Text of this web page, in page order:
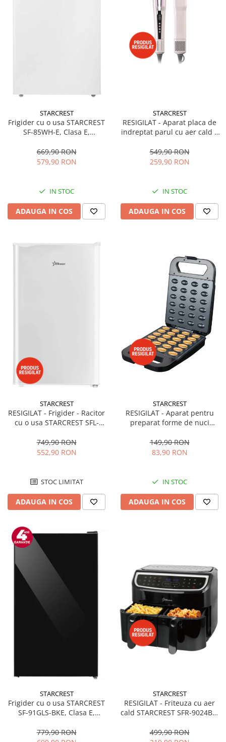
STARCREST
Frigider cu o usa STARCREST
SF-85WH-E, Clasa E,
interioara, Compartiment
gheata, H 82 cm, Alb
669,90 RON
579,90 RON
IN STOC
ADAUGA IN COS
STARCREST
RESIGILAT - Aparat placa de
indreptat parul cu aer cald 2
1300 W, Uscare si indreptare,
Afisaj LCD, Tehnologie cu ioni
549,90 RON
259,90 RON
IN STOC
ADAUGA IN COS
STARCREST
RESIGILAT - Frigider - Racitor
cu o usa STARCREST SFL-
92L, Iluminare interioara,H 83
cm, Alb
749,90 RON
552,90 RON
STOC LIMITAT
ADAUGA IN COS
STARCREST
RESIGILAT - Aparat pentru
preparat forme de nuci
forme, 1400W, Indicator
luminos, Placi antiaderente,
149,90 RON
83,90 RON
IN STOC
ADAUGA IN COS
STARCREST
Frigider cu o usa STARCREST
SF-91GLS-BKE, Clasa E,
interioara, H 83 cm, Sticla
779,90 RON
STARCREST
RESIGILAT - Friteuza cu aer
cald STARCREST SFR-9024BK,
Termostat 80 - 200 °C, 12
499,90 RON